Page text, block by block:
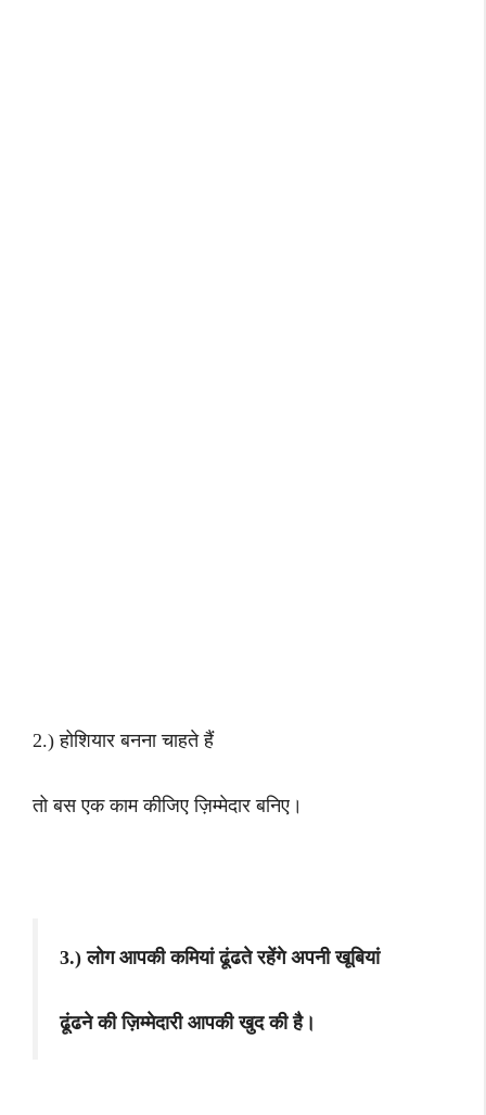
2.) होशियार बनना चाहते हैं
तो बस एक काम कीजिए ज़िम्मेदार बनिए।
3.) लोग आपकी कमियां ढूंढते रहेंगे अपनी खूबियां
ढूंढने की ज़िम्मेदारी आपकी खुद की है।